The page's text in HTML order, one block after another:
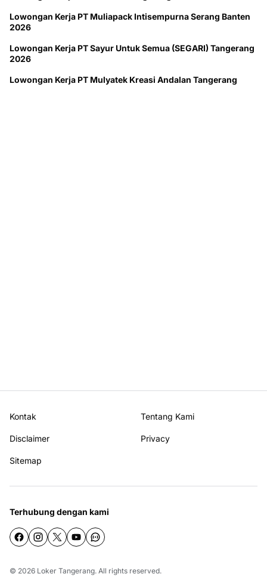
Lowongan Kerja PT Muliapack Intisempurna Serang Banten
2026
Lowongan Kerja PT Sayur Untuk Semua (SEGARI) Tangerang
2026
Lowongan Kerja PT Mulyatek Kreasi Andalan Tangerang
Kontak Tentang Kami
Disclaimer Privacy
Sitemap
Terhubung dengan kami
© 2026 Loker Tangerang. All rights reserved.